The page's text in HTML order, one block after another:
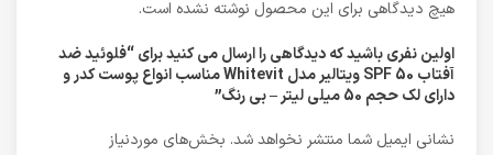
هیچ دیدگاهی برای این محصول نوشته نشده است.
اولین نفری باشید که دیدگاهی را ارسال می کنید برای “فلوئید ضد
آفتاب SPF 50 ویتالیر مدل Whitevit مناسب انواع پوست کدر و
دارای لک حجم 50 میلی لیتر – بی رنگ”
نشانی ایمیل شما منتشر نخواهد شد. بخش‌های موردنیاز